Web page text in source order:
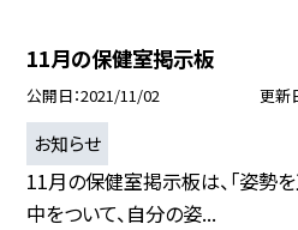
11月の保健室掲示板
公開日 2021/11/02 更新
お知らせ
11月の保健室掲示板は、「姿勢を
中をついて、自分の姿...